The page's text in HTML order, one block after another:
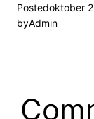
Postedoktober
byAdmin